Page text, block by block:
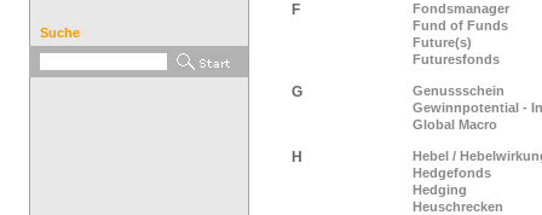
Suche
F
Fondsmanager
Fund of Funds
Future(s)
Futuresfonds
G
Genussschein
Gewinnpotential -
Global Macro
H
Hebel /
Hedgefonds
Hedging
Heuschrecken